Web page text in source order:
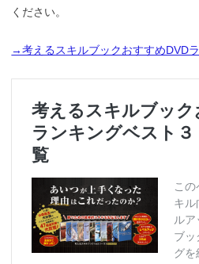
ください。
→考えるスキルブックおすすめDVD